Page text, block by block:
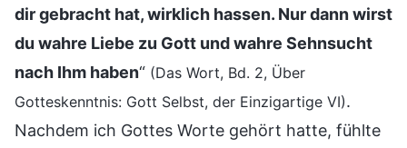
dir gebracht hat, wirklich hassen. Nur dann wirst
du wahre Liebe zu Gott und wahre Sehnsucht
nach Ihm haben“ (Das Wort, Bd. 2, Über
Gotteskenntnis: Gott Selbst, der Einzigartige VI).
Nachdem ich Gottes Worte gehört hatte, fühlte